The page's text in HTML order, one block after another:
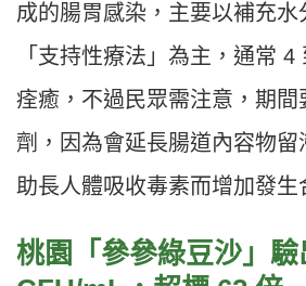
成的腸胃感染，主要以補充水
「支持性療法」為主，通常
痊癒，不過民眾需注意，期間
劑，因為會延長腸道內容物
助長人體吸收毒素而增加發生
桃園「參參綠豆沙」驗